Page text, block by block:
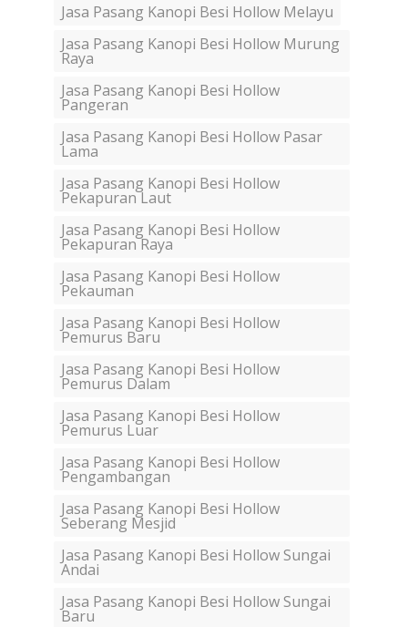
Jasa Pasang Kanopi Besi Hollow Melayu
Jasa Pasang Kanopi Besi Hollow Murung
Raya
Jasa Pasang Kanopi Besi Hollow
Pangeran
Jasa Pasang Kanopi Besi Hollow Pasar
Lama
Jasa Pasang Kanopi Besi Hollow
Pekapuran Laut
Jasa Pasang Kanopi Besi Hollow
Pekapuran Raya
Jasa Pasang Kanopi Besi Hollow
Pekauman
Jasa Pasang Kanopi Besi Hollow
Pemurus Baru
Jasa Pasang Kanopi Besi Hollow
Pemurus Dalam
Jasa Pasang Kanopi Besi Hollow
Pemurus Luar
Jasa Pasang Kanopi Besi Hollow
Pengambangan
Jasa Pasang Kanopi Besi Hollow
Seberang Mesjid
Jasa Pasang Kanopi Besi Hollow Sungai
Andai
Jasa Pasang Kanopi Besi Hollow Sungai
Baru